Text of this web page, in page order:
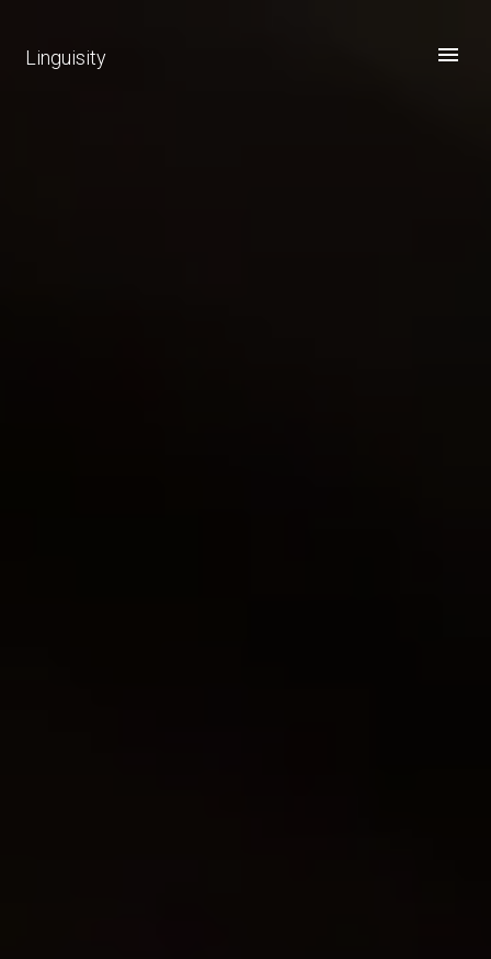
Linguisity